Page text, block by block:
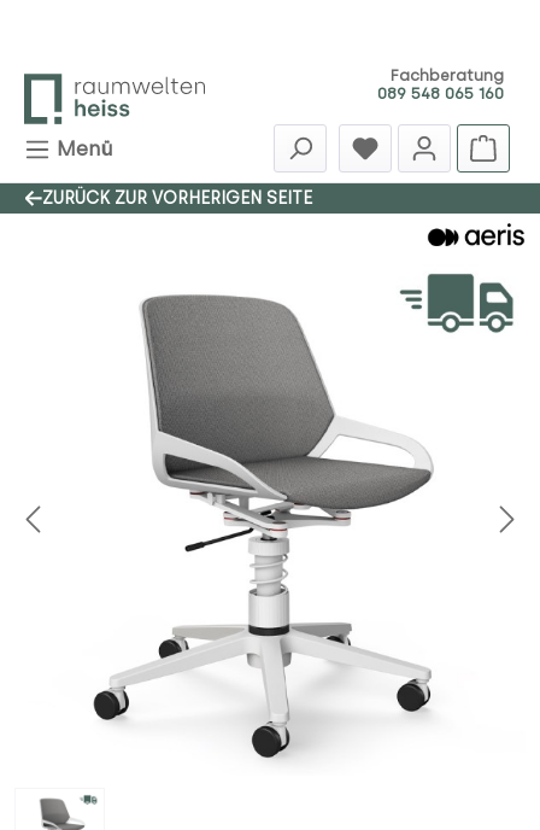
Fachberatung
089 548 065 160
Menü
ZURÜCK ZUR VORHERIGEN SEITE